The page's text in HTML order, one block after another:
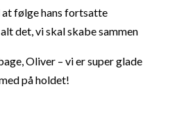
følge hans fortsatte
det, vi skal skabe sammen
Oliver – vi er super glade
på holdet!